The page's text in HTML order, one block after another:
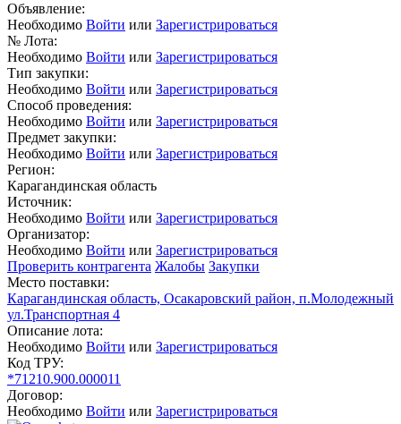
Объявление:
Необходимо Войти или Зарегистрироваться
№ Лота:
Необходимо Войти или Зарегистрироваться
Тип закупки:
Необходимо Войти или Зарегистрироваться
Способ проведения:
Необходимо Войти или Зарегистрироваться
Предмет закупки:
Необходимо Войти или Зарегистрироваться
Регион:
Карагандинская область
Источник:
Необходимо Войти или Зарегистрироваться
Организатор:
Необходимо Войти или Зарегистрироваться
Проверить контрагента Жалобы Закупки
Место поставки:
Карагандинская область, Осакаровский район, п.Молодежный
ул.Транспортная 4
Описание лота:
Необходимо Войти или Зарегистрироваться
Код ТРУ:
*71210.900.000011
Договор:
Необходимо Войти или Зарегистрироваться